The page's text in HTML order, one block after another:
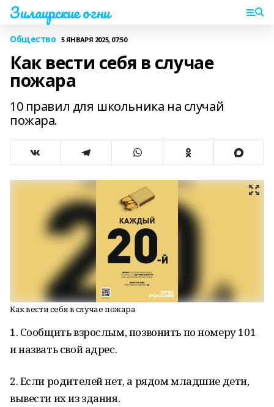
Зилаирские огни
Общество 5 ЯНВАРЯ 2025, 07:50
Как вести себя в случае
пожара
10 правил для школьника на случай
пожара.
Как вести себя в случае пожара
1. Сообщить взрослым, позвонить по номеру 101
и назвать свой адрес.
2. Если родителей нет, а рядом младшие дети,
вывести их из здания.